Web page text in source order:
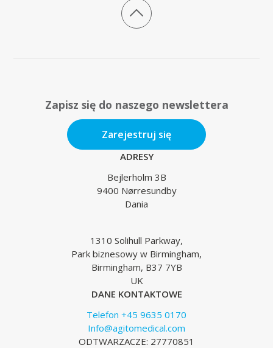
Zapisz się do naszego newslettera
Zarejestruj się
ADRESY
Bejlerholm 3B
9400 Nørresundby
Dania
1310 Solihull Parkway,
Park biznesowy w Birmingham,
Birmingham, B37 7YB
UK
DANE KONTAKTOWE
Telefon +45 9635 0170
Info@agitomedical.com
ODTWARZACZE: 27770851